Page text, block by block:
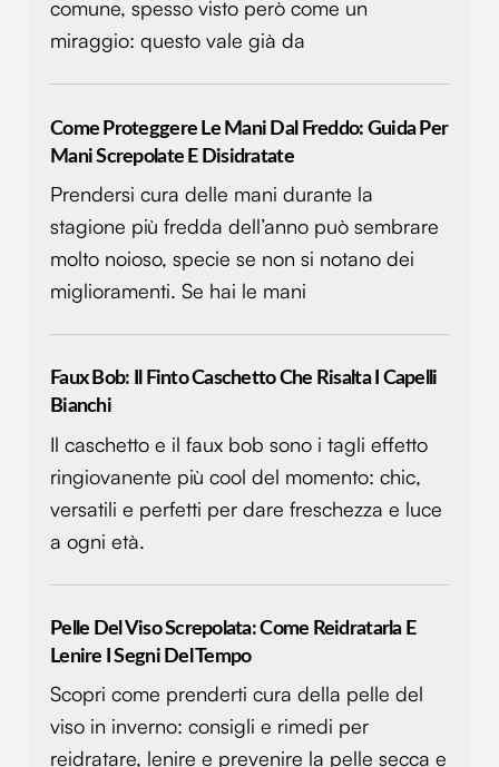
comune, spesso visto però come un
miraggio: questo vale già da
Come Proteggere Le Mani Dal Freddo: Guida Per
Mani Screpolate E Disidratate
Prendersi cura delle mani durante la
stagione più fredda dell’anno può sembrare
molto noioso, specie se non si notano dei
miglioramenti. Se hai le mani
Faux Bob: Il Finto Caschetto Che Risalta I Capelli
Bianchi
Il caschetto e il faux bob sono i tagli effetto
ringiovanente più cool del momento: chic,
versatili e perfetti per dare freschezza e luce
a ogni età.
Pelle Del Viso Screpolata: Come Reidratarla E
Lenire I Segni Del Tempo
Scopri come prenderti cura della pelle del
viso in inverno: consigli e rimedi per
reidratare, lenire e prevenire la pelle secca e